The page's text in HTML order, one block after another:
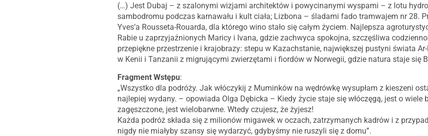
(…) Jest Dubaj – z szalonymi wizjami architektów i powycinanymi wyspami – z lotu
sambodromu podczas karnawału i kult ciała; Lizbona – śladami fado tramwajem nr 28.
Yves’a Rousseta-Rouarda, dla którego wino stało się całym życiem. Najlepsza
Rabie u zaprzyjaźnionych Maricy i Ivana, gdzie zachwyca spokojna, szczęśliwa
przepiękne przestrzenie i krajobrazy: stepu w Kazachstanie, największej pustyni świata
w Kenii i Tanzanii z migrującymi zwierzętami i fiordów w Norwegii, gdzie natura staje się
Fragment Wstępu:
„Wszystko dla podróży. Jak włóczykij z Muminków na wędrówkę wysupłam z kieszeni
najlepiej wydany. – opowiada Olga Dębicka – Kiedy życie staje się włóczęgą, jest o wiele
zagęszczone, jest wielobarwne. Wtedy czujesz, że żyjesz!
Każda podróż składa się z milionów migawek w oczach, zatrzymanych kadrów i z
nigdy nie miałyby szansy się wydarzyć, gdybyśmy nie ruszyli się z domu”.